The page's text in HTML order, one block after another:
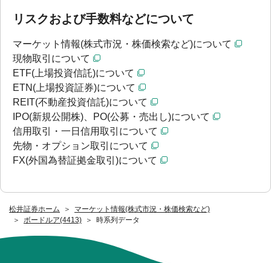
松井証券ホーム
マーケット情報(株式市況・株価検索など)
ボードルア(4413)
時系列データ
リスクおよび手数料などについて
マーケット情報(株式市況・株価検索など)について
現物取引について
ETF(上場投資信託)について
ETN(上場投資証券)について
REIT(不動産投資信託)について
IPO(新規公開株)、PO(公募・売出し)について
信用取引・一日信用取引について
先物・オプション取引について
FX(外国為替証拠金取引)について